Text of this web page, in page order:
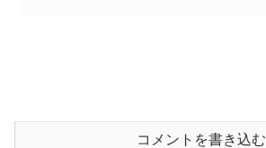
コメントを書き込む